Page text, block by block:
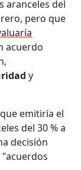
aranceles del
pero que
acuerdo
y
emitiría el
del 30 % a
decisión
"acuerdos